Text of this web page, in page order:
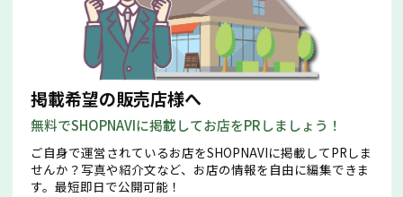
掲載希望の販売店様へ
無料でSHOPNAVIに掲載してお店をPRしましょう！
ご自身で運営されているお店をSHOPNAVIに掲載してPRしま
せんか？写真や紹介文など、お店の情報を自由に編集できま
す。最短即日で公開可能！